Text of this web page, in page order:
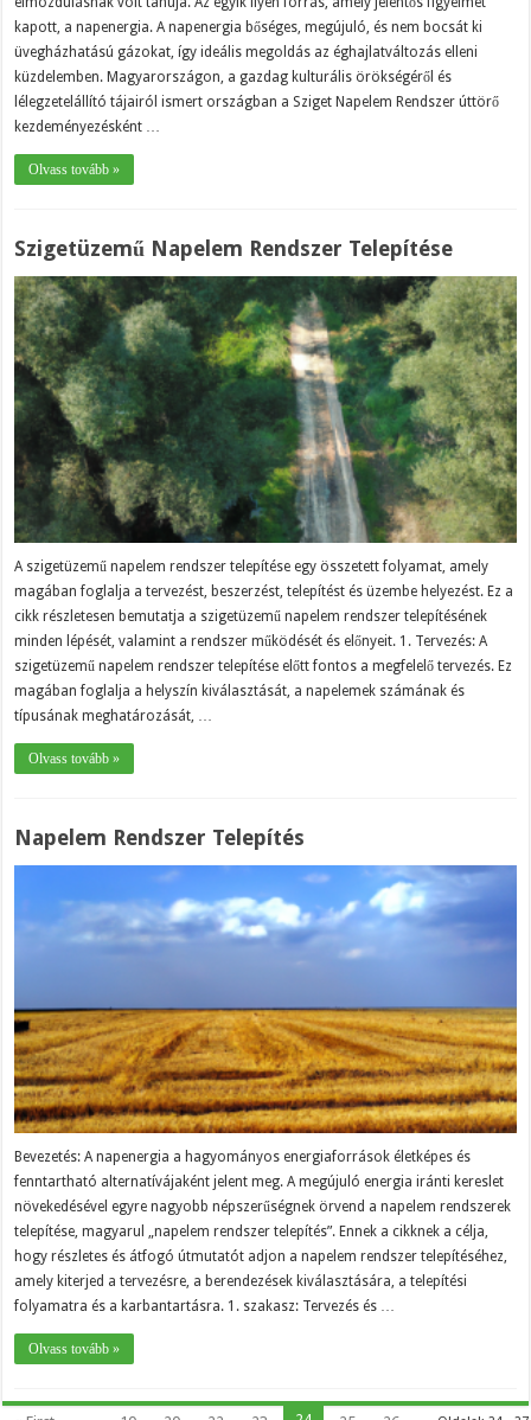
kapott, a napenergia. A napenergia bőséges, megújuló, és nem bocsát ki
üvegházhatású gázokat, így ideális megoldás az éghajlatváltozás elleni
küzdelemben. Magyarországon, a gazdag kulturális örökségéről és
lélegzetelállító tájairól ismert országban a Sziget Napelem Rendszer úttörő
kezdeményezésként …
Olvass tovább »
Szigetüzemű Napelem Rendszer Telepítése
A szigetüzemű napelem rendszer telepítése egy összetett folyamat, amely
magában foglalja a tervezést, beszerzést, telepítést és üzembe helyezést. Ez a
cikk részletesen bemutatja a szigetüzemű napelem rendszer telepítésének
minden lépését, valamint a rendszer működését és előnyeit. 1. Tervezés: A
szigetüzemű napelem rendszer telepítése előtt fontos a megfelelő tervezés. Ez
magában foglalja a helyszín kiválasztását, a napelemek számának és
típusának meghatározását, …
Olvass tovább »
Napelem Rendszer Telepítés
Bevezetés: A napenergia a hagyományos energiaforrások életképes és
fenntartható alternatívájaként jelent meg. A megújuló energia iránti kereslet
növekedésével egyre nagyobb népszerűségnek örvend a napelem rendszerek
telepítése, magyarul „napelem rendszer telepítés”. Ennek a cikknek a célja,
hogy részletes és átfogó útmutatót adjon a napelem rendszer telepítéséhez,
amely kiterjed a tervezésre, a berendezések kiválasztására, a telepítési
folyamatra és a karbantartásra. 1. szakasz: Tervezés és …
Olvass tovább »